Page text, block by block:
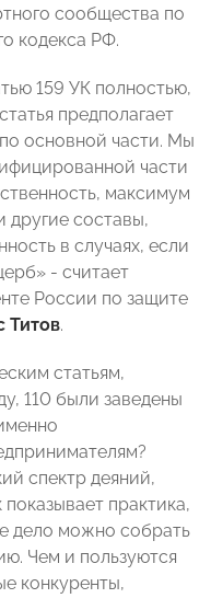
сообщества по
кодекса РФ.
159 УК полностью,
предполагает
основной части. Мы
части
максимум
другие составы,
в случаях, если
- считает
России по защите
Титов.
статьям,
110 были заведены
спектр деяний,
практика,
дело можно собрать
Чем и пользуются
конкуренты,